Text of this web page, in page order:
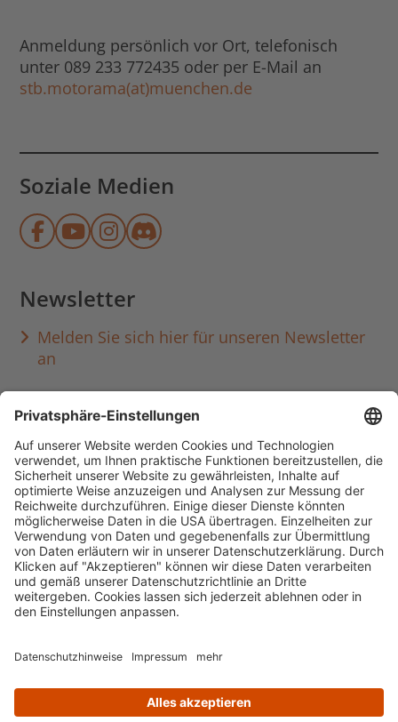
Anmeldung persönlich vor Ort, telefonisch
unter 089 233 772435 oder per E-Mail an
stb.motorama(at)muenchen.de
Soziale Medien
Münchner Stadtbibliothek auf
Münchner Stadtbibliothek auf
Münchner Stadtbibliothek
Münchner
Newsletter
Melden Sie sich hier für unseren Newsletter
an
Häufig aufgerufen
Standorte & Öffnungszeiten
anmelden & ausleihen
Ausbildung & Karriere
Impressum Datenschutz Barrierefreiheit
literaturportal-bayern.de